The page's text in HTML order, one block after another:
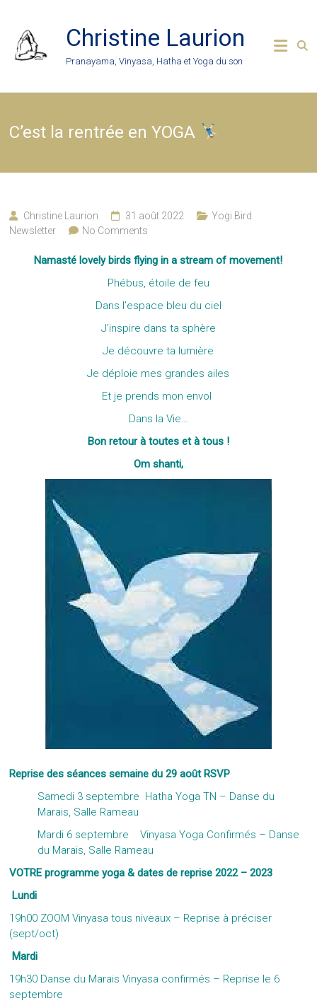
content
Christine Laurion
Pranayama, Vinyasa, Hatha et Yoga du son
C’est la rentrée en YOGA
Christine Laurion 31 août 2022
Yogi Bird
Newsletter
No Comments
Namasté lovely birds flying in a stream of movement!
Phébus, étoile de feu
Dans l’espace bleu du ciel
J’inspire dans ta sphère
Je découvre ta lumière
Je déploie mes grandes ailes
Et je prends mon envol
Dans la Vie…
Bon retour à toutes et à tous !
Om shanti,
Reprise des séances semaine du 29 août RSVP
Samedi 3 septembre Hatha Yoga TN – Danse du
Marais, Salle Rameau
Mardi 6 septembre Vinyasa Yoga Confirmés – Danse
du Marais, Salle Rameau
VOTRE programme yoga & dates de reprise 2022 – 2023
Lundi
19h00 ZOOM Vinyasa tous niveaux – Reprise à préciser
(sept/oct)
Mardi
19h30 Danse du Marais Vinyasa confirmés – Reprise le 6
septembre